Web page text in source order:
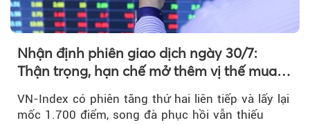
Nhận định phiên giao dịch ngày 30/7:
Thận trọng, hạn chế mở thêm vị thế mua
VN-Index có phiên tăng thứ hai liên tiếp và lấy lại
mốc 1.700 điểm, song đà phục hồi vẫn thiếu